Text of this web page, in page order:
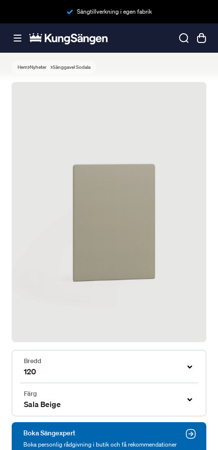
Sängtillverkning i egen fabrik
Hem Nyheter Sänggavel Sodala
Bredd
120
Färg
Sala Beige
Boka Sängexpert
Boka personlig rådgivning i butik och få rekommendationer